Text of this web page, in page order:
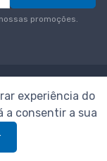
promoções.
experiência do
a consentir a sua